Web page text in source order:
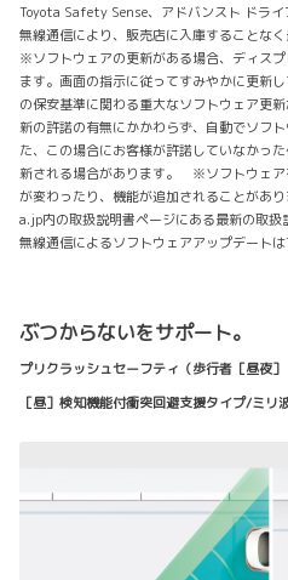
Toyota Safety Sense、アドバンスト ドラ
無線通信により、販売店に入庫することな
※ソフトウェアの更新がある場合、ディス
ます。画面の指示に従ってすみやかに更
の保安基準に関わる重大なソフトウェア更
新の許諾の有無にかかわらず、自動でソフ
た、この場合にお客様が許諾していなかっ
新される場合があります。 ※ソフトウェア
が変わったり、機能が追加されることがあ
a.jp内の取扱説明書ページにある最新の取
無線通信によるソフトウェアアップデート
ぶつからないをサポート。
プリクラッシュセーフティ（歩行者［昼夜
［昼］検知機能付衝突回避支援タイプ/ミリ